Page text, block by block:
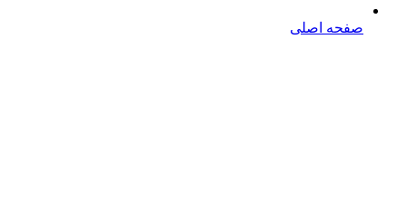
صفحه اصلی